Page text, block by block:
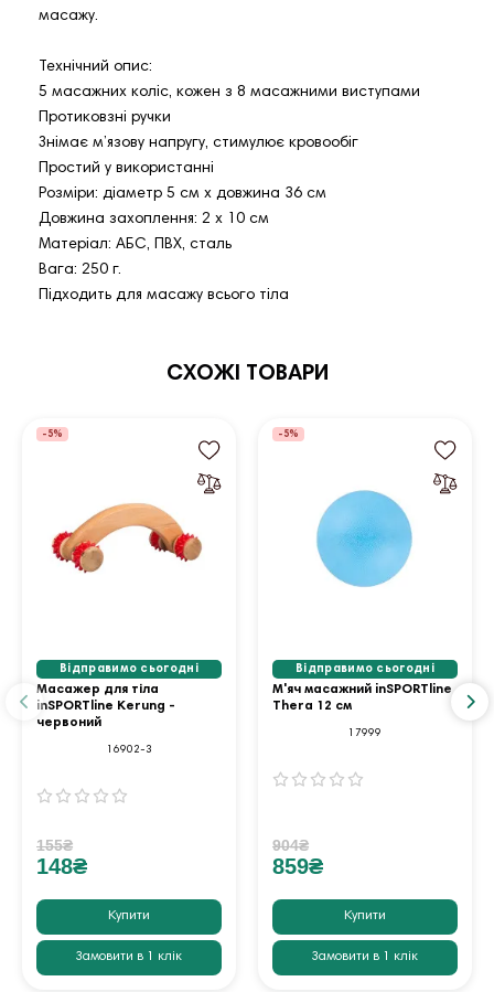
масажу.
Технічний опис:
5 масажних коліс, кожен з 8 масажними виступами
Протиковзні ручки
Знімає м’язову напругу, стимулює кровообіг
Простий у використанні
Розміри: діаметр 5 см x довжина 36 см
Довжина захоплення: 2 х 10 см
Матеріал: АБС, ПВХ, сталь
Вага: 250 г.
Підходить для масажу всього тіла
СХОЖІ ТОВАРИ
-5%
Відправимо сьогодні
Масажер для тіла
inSPORTline Kerung -
червоний
16902-3
155₴
148₴
Купити
Замовити в 1 клік
-5%
Відправимо сьогодні
М'яч масажний inSPORTline
Thera 12 см
17999
904₴
859₴
Купити
Замовити в 1 клік